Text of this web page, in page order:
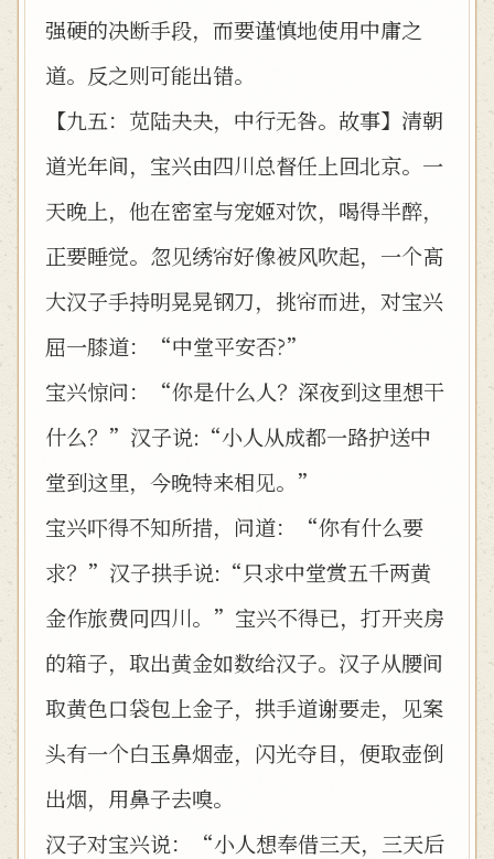
强硬的决断手段，而要谨慎地使用中庸之
道。反之则可能出错。
【九五：苋陆夬夬，中行无咎。故事】清朝
道光年间，宝兴由四川总督任上回北京。一
天晚上，他在密室与宠姬对饮，喝得半醉，
正要睡觉。忽见绣帘好像被风吹起，一个髙
大汉子手持明晃晃钢刀，挑帘而进，对宝兴
屈一膝道：“中堂平安否?”
宝兴惊问：“你是什么人？深夜到这里想干
什么？”汉子说:“小人从成都一路护送中
堂到这里，今晚特来相见。”
宝兴吓得不知所措，问道：“你有什么要
求？”汉子拱手说:“只求中堂赏五千两黄
金作旅费冋四川。”宝兴不得已，打开夹房
的箱子，取出黄金如数给汉子。汉子从腰间
取黄色口袋包上金子，拱手道谢要走，见案
头有一个白玉鼻烟壶，闪光夺目，便取壶倒
出烟，用鼻子去嗅。
汉子对宝兴说：“小人想奉借三天，三天后